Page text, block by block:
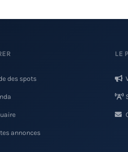
des spots
annonces
LE